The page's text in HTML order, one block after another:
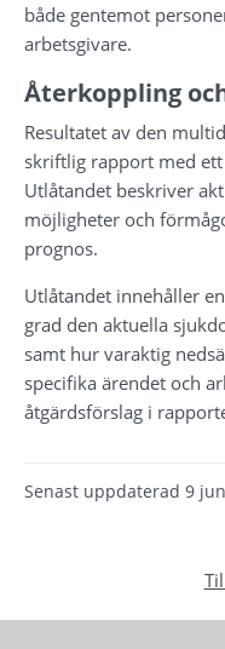
både gentemot
arbetsgivare.
Återkoppling
Resultatet av den
skriftlig rapport med
Utlåtandet beskriver
möjligheter och
prognos.
Utlåtandet innehåller
grad den aktuella
samt hur varaktig
specifika ärendet och
åtgärdsförslag i
Senast uppdaterad 9